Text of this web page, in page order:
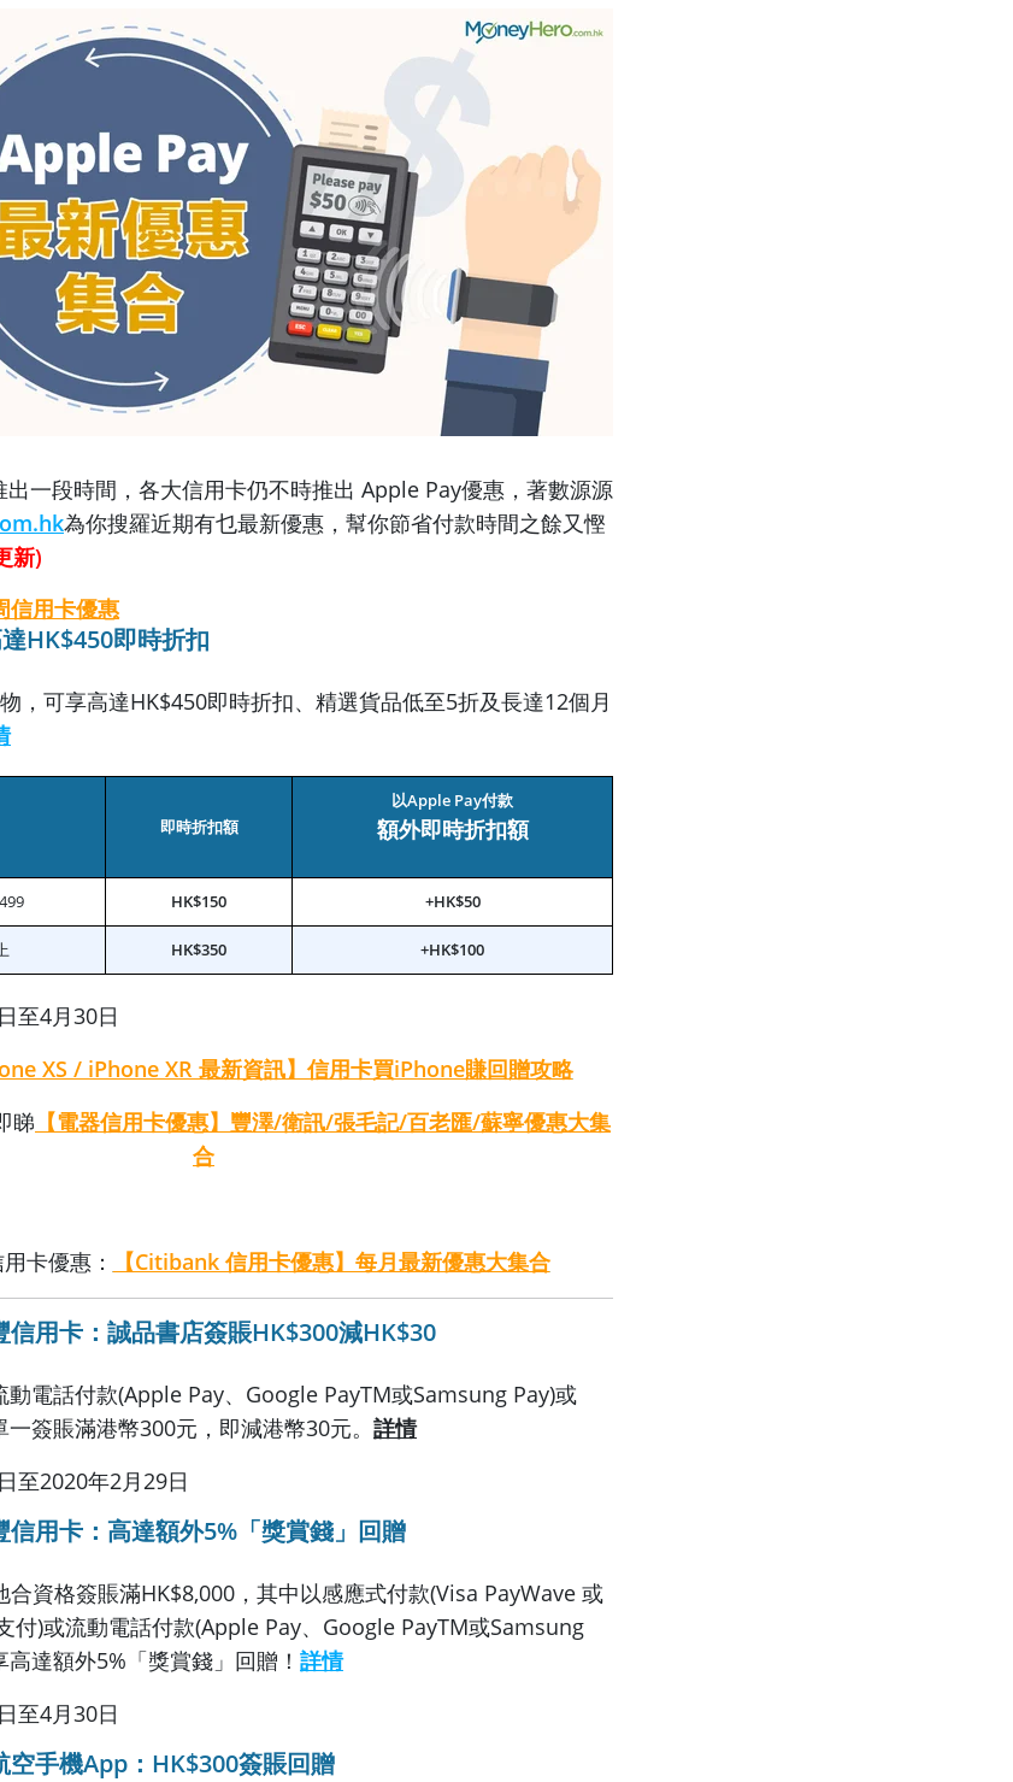
一段時間，各大信用卡仍不時推出 Apple Pay優惠，著數源源
為你搜羅近期有乜最新優惠，幫你節省付款時間之餘又慳
新)
信用卡優惠
HK$450即時折扣
，可享高達HK$450即時折扣、精選貨品低至5折及長達12個月
即時折扣額
以Apple Pay付款
額外即時折扣額
HK$150 +HK$50
HK$350 +HK$100
至4月30日
XS / iPhone XR 最新資訊】信用卡買iPhone賺回贈攻略
睇 【電器信用卡優惠】豐澤/衛訊/張毛記/百老匯/蘇寧優惠大集
合
卡優惠： 【Citibank 信用卡優惠】每月最新優惠大集合
信用卡：誠品書店簽賬HK$300減HK$30
動電話付款(Apple Pay、Google PayTM或Samsung Pay)或
簽賬滿港幣300元，即減港幣30元。 詳情
至2020年2月29日
信用卡：高達額外5%「獎賞錢」回贈
合資格簽賬滿HK$8,000，其中以感應式付款(Visa PayWave 或
付)或流動電話付款(Apple Pay、Google PayTM或Samsung
達額外5%「獎賞錢」回贈！ 詳情
至4月30日
空手機App：HK$300簽賬回贈